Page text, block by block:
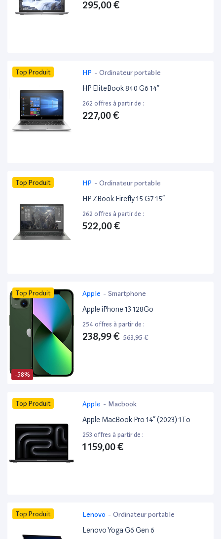
295,00 €
Top Produit HP - Ordinateur portable
HP EliteBook 840 G6 14”
262 offres à partir de :
227,00 €
Top Produit HP - Ordinateur portable
HP ZBook Firefly 15 G7 15”
262 offres à partir de :
522,00 €
-58%
Top Produit Apple - Smartphone
Apple iPhone 13 128Go
254 offres à partir de :
238,99 € 563,95 €
Top Produit Apple - Macbook
Apple MacBook Pro 14” (2023) 1To
253 offres à partir de :
1 159,00 €
Top Produit Lenovo - Ordinateur portable
Lenovo Yoga G6 Gen 6